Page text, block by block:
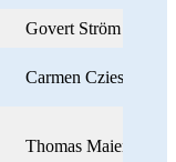
Govert Ström
Carmen Czieszo
Thomas Maier